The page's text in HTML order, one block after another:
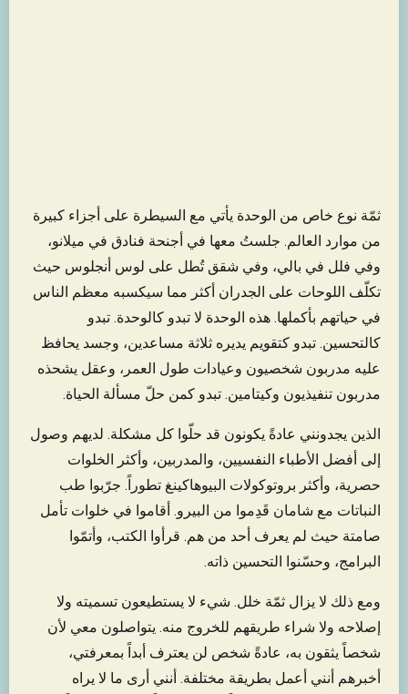
ثمّة نوع خاص من الوحدة يأتي مع السيطرة على أجزاء كبيرة
من موارد العالم. جلستُ معها في أجنحة فنادق في ميلانو،
وفي فلل في بالي، وفي شقق تُطل على لوس أنجلوس حيث
تكلّف اللوحات على الجدران أكثر مما سيكسبه معظم الناس
في حياتهم بأكملها. هذه الوحدة لا تبدو كالوحدة. تبدو
كالتحسين. تبدو كتقويم يديره ثلاثة مساعدين، وجسد يحافظ
عليه مدربون شخصيون وعيادات طول العمر، وعقل يشحذه
مدربون تنفيذيون وكيتامين. تبدو كمن حلّ مسألة الحياة.
الذين يجدونني عادةً يكونون قد حلّوا كل مشكلة. لديهم وصول
إلى أفضل الأطباء النفسيين، والمدربين، وأكثر الخلوات
حصرية، وأكثر بروتوكولات البيوهاكينغ تطوراً. جرّبوا طب
النباتات مع شامان قَدِموا من البيرو. أقاموا في خلوات تأمل
صامتة حيث لم يعرف أحد من هم. قرأوا الكتب، وأتمّوا
البرامج، وحسّنوا التحسين ذاته.
ومع ذلك لا يزال ثمّة خلل. شيء لا يستطيعون تسميته ولا
إصلاحه ولا شراء طريقهم للخروج منه. يتواصلون معي لأن
شخصاً يثقون به، عادةً شخص لن يعترف أبداً بمعرفتي،
أخبرهم أنني أعمل بطريقة مختلفة. أنني أرى ما لا يراه